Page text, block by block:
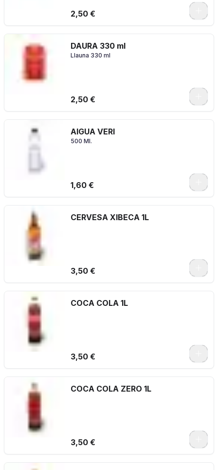
2,50 €
DAURA 330 ml
Llauna 330 ml
2,50 €
AIGUA VERI
500 Ml.
1,60 €
CERVESA XIBECA 1L
3,50 €
COCA COLA 1L
3,50 €
COCA COLA ZERO 1L
3,50 €